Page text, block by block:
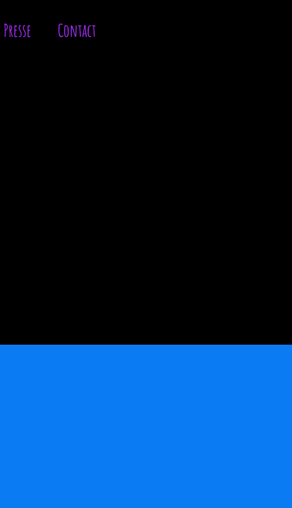
Presse Contact